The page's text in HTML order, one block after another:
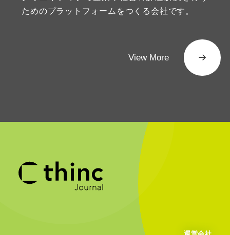
ためのプラットフォームをつくる会社です。
View More